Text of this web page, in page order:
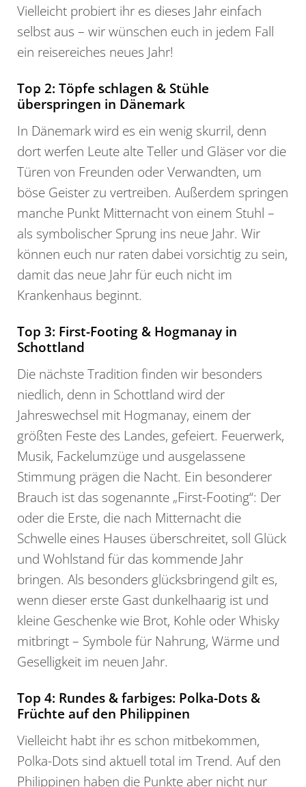
Vielleicht probiert ihr es dieses Jahr einfach
selbst aus – wir wünschen euch in jedem Fall
ein reisereiches neues Jahr!
Top 2: Töpfe schlagen & Stühle
überspringen in Dänemark
In Dänemark wird es ein wenig skurril, denn
dort werfen Leute alte Teller und Gläser vor die
Türen von Freunden oder Verwandten, um
böse Geister zu vertreiben. Außerdem springen
manche Punkt Mitternacht von einem Stuhl –
als symbolischer Sprung ins neue Jahr. Wir
können euch nur raten dabei vorsichtig zu sein,
damit das neue Jahr für euch nicht im
Krankenhaus beginnt.
Top 3: First-Footing & Hogmanay in
Schottland
Die nächste Tradition finden wir besonders
niedlich, denn in Schottland wird der
Jahreswechsel mit Hogmanay, einem der
größten Feste des Landes, gefeiert. Feuerwerk,
Musik, Fackelumzüge und ausgelassene
Stimmung prägen die Nacht. Ein besonderer
Brauch ist das sogenannte „First-Footing“: Der
oder die Erste, die nach Mitternacht die
Schwelle eines Hauses überschreitet, soll Glück
und Wohlstand für das kommende Jahr
bringen. Als besonders glücksbringend gilt es,
wenn dieser erste Gast dunkelhaarig ist und
kleine Geschenke wie Brot, Kohle oder Whisky
mitbringt – Symbole für Nahrung, Wärme und
Geselligkeit im neuen Jahr.
Top 4: Rundes & farbiges: Polka-Dots &
Früchte auf den Philippinen
Vielleicht habt ihr es schon mitbekommen,
Polka-Dots sind aktuell total im Trend. Auf den
Philippinen haben die Punkte aber nicht nur